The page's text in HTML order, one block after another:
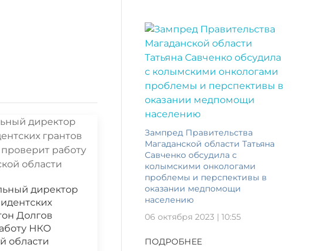
директор
Долгов
НКО
области
Зампред Правительства
Магаданской области Татьяна
Савченко обсудила с
колымскими онкологами
проблемы и перспективы в
оказании медпомощи
населению
06 октября 2023 | 10:55
ПОДРОБНЕЕ